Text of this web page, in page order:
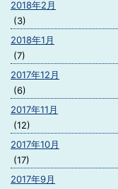
2018年2月
(3)
2018年1月
(7)
2017年12月
(6)
2017年11月
(12)
2017年10月
(17)
2017年9月